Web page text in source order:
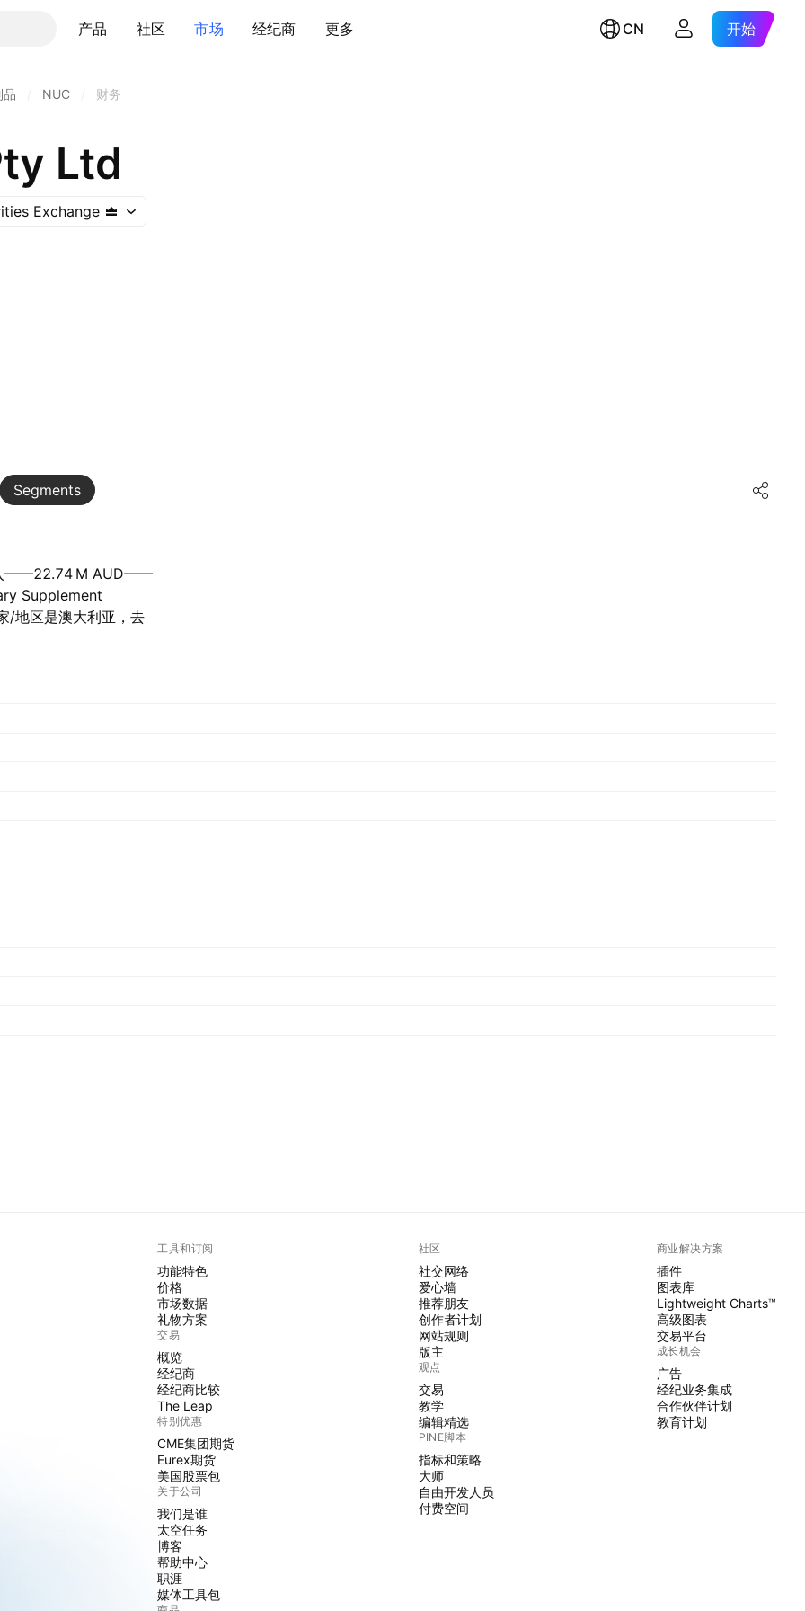
产品 社区 市场 经纪商 更多 CN 开始
品 NUC 财务
Ltd
Exchange
Segments
入——‪22.74 M‬ AUD——
Supplement
/地区是澳大利亚，去
工具和订阅
功能特色
价格
市场数据
礼物方案
交易
概览
经纪商
经纪商比较
The Leap
特别优惠
CME集团期货
Eurex期货
美国股票包
关于公司
我们是谁
太空任务
博客
帮助中心
职涯
媒体工具包
社区
社交网络
爱心墙
推荐朋友
创作者计划
网站规则
版主
观点
交易
教学
编辑精选
PINE脚本
指标和策略
大师
自由开发人员
付费空间
商业解决方案
插件
图表库
Lightweight Charts™
高级图表
交易平台
成长机会
广告
经纪业务集成
合作伙伴计划
教育计划